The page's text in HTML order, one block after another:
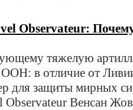
Observateur:
тяжелую
ООН: в отличие от
для защиты мирных
Observateur Венсан